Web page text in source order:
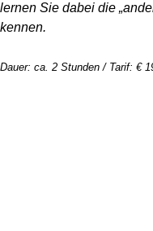
lernen Sie dabei die
kennen.
Dauer: ca. 2 Stunden / Tarif: €